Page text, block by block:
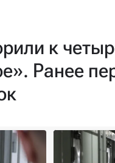
к
Ранее